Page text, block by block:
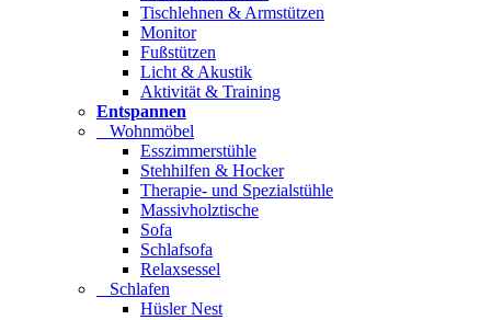
Tischlehnen & Armstützen
Monitor
Fußstützen
Licht & Akustik
Aktivität & Training
Entspannen
Wohnmöbel
Esszimmerstühle
Stehhilfen & Hocker
Therapie- und Spezialstühle
Massivholztische
Sofa
Schlafsofa
Relaxsessel
Schlafen
Hüsler Nest